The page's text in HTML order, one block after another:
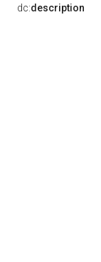
dc:description